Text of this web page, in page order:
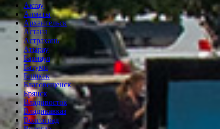
Актау
Алматы
Архангельск
Астана
Астрахань
Атырау
Барнаул
Батуми
Бишкек
Благовещенск
Брянск
Владивосток
Владикавказ
Волгоград